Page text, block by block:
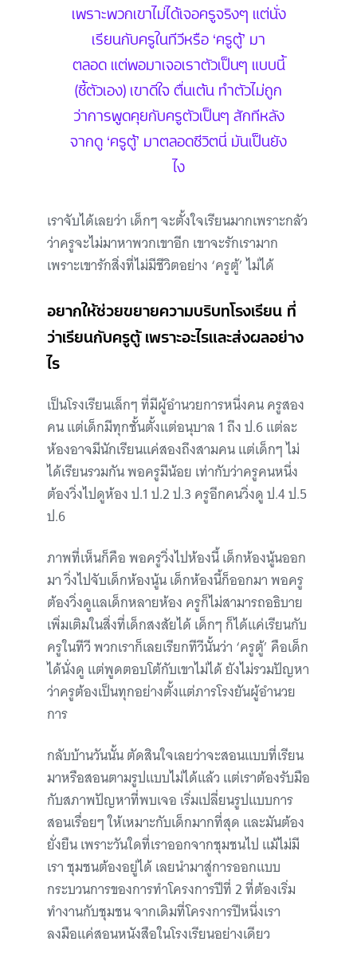
เพราะพวกเขาไม่ได้เจอครูจริงๆ แต่นั่ง
เรียนกับครูในทีวีหรือ ‘ครูตู้’ มา
ตลอด แต่พอมาเจอเราตัวเป็นๆ แบบนี้
(ชี้ตัวเอง) เขาดีใจ ตื่นเต้น ทำตัวไม่ถูก
ว่าการพูดคุยกับครูตัวเป็นๆ สักทีหลัง
จากดู ‘ครูตู้’ มาตลอดชีวิตนี่ มันเป็นยัง
ไง
เราจับได้เลยว่า เด็กๆ จะตั้งใจเรียนมากเพราะกลัว
ว่าครูจะไม่มาหาพวกเขาอีก เขาจะรักเรามาก
เพราะเขารักสิ่งที่ไม่มีชีวิตอย่าง ‘ครูตู้’ ไม่ได้
อยากให้ช่วยขยายความบริบทโรงเรียน ที่
ว่าเรียนกับครูตู้ เพราะอะไรและส่งผลอย่าง
ไร
เป็นโรงเรียนเล็กๆ ที่มีผู้อำนวยการหนึ่งคน ครูสอง
คน แต่เด็กมีทุกชั้นตั้งแต่อนุบาล 1 ถึง ป.6 แต่ละ
ห้องอาจมีนักเรียนแค่สองถึงสามคน แต่เด็กๆ ไม่
ได้เรียนรวมกัน พอครูมีน้อย เท่ากับว่าครูคนหนึ่ง
ต้องวิ่งไปดูห้อง ป.1 ป.2 ป.3 ครูอีกคนวิ่งดู ป.4 ป.5
ป.6
ภาพที่เห็นก็คือ พอครูวิ่งไปห้องนี้ เด็กห้องนู้นออก
มา วิ่งไปจับเด็กห้องนู้น เด็กห้องนี้ก็ออกมา พอครู
ต้องวิ่งดูแลเด็กหลายห้อง ครูก็ไม่สามารถอธิบาย
เพิ่มเติมในสิ่งที่เด็กสงสัยได้ เด็กๆ ก็ได้แค่เรียนกับ
ครูในทีวี พวกเราก็เลยเรียกทีวีนั้นว่า ‘ครูตู้’ คือเด็ก
ได้นั่งดู แต่พูดตอบโต้กับเขาไม่ได้ ยังไม่รวมปัญหา
ว่าครูต้องเป็นทุกอย่างตั้งแต่ภารโรงยันผู้อำนวย
การ
กลับบ้านวันนั้น ตัดสินใจเลยว่าจะสอนแบบที่เรียน
มาหรือสอนตามรูปแบบไม่ได้แล้ว แต่เราต้องรับมือ
กับสภาพปัญหาที่พบเจอ เริ่มเปลี่ยนรูปแบบการ
สอนเรื่อยๆ ให้เหมาะกับเด็กมากที่สุด และมันต้อง
ยั่งยืน เพราะวันใดที่เราออกจากชุมชนไป แม้ไม่มี
เรา ชุมชนต้องอยู่ได้ เลยนำมาสู่การออกแบบ
กระบวนการของการทำโครงการปีที่ 2 ที่ต้องเริ่ม
ทำงานกับชุมชน จากเดิมที่โครงการปีหนึ่งเรา
ลงมือแค่สอนหนังสือในโรงเรียนอย่างเดียว